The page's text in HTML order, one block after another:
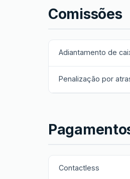
Comissões
Adiantamento de
Penalização por
Contactless